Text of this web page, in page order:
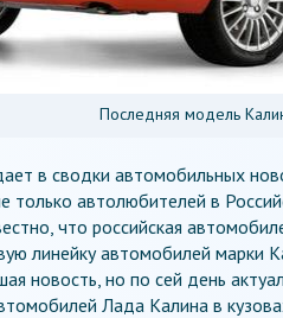
Последняя модель
в сводки автомобильных
только автолюбителей в
что российская
линейку автомобилей марки
новость, но по сей день
Лада Калина в